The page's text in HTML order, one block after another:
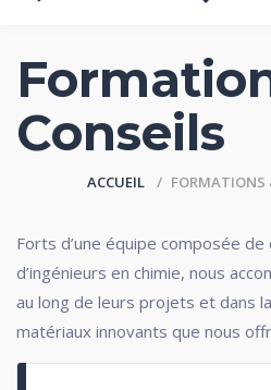
Conseils
ACCUEIL FORMATIONS
Forts d’une équipe composée
d’ingénieurs en chimie, nous
au long de leurs projets et dans
matériaux innovants que nous